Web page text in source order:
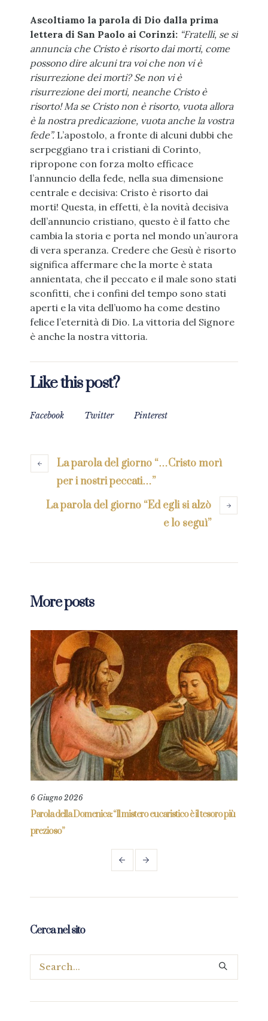
Ascoltiamo la parola di Dio dalla prima
lettera di San Paolo ai Corinzi: “Fratelli, se si
annuncia che Cristo è risorto dai morti, come
possono dire alcuni tra voi che non vi è
risurrezione dei morti? Se non vi è
risurrezione dei morti, neanche Cristo è
risorto! Ma se Cristo non è risorto, vuota allora
è la nostra predicazione, vuota anche la vostra
fede”. L’apostolo, a fronte di alcuni dubbi che
serpeggiano tra i cristiani di Corinto,
ripropone con forza molto efficace
l’annuncio della fede, nella sua dimensione
centrale e decisiva: Cristo è risorto dai
morti! Questa, in effetti, è la novità decisiva
dell’annuncio cristiano, questo è il fatto che
cambia la storia e porta nel mondo un’aurora
di vera speranza. Credere che Gesù è risorto
significa affermare che la morte è stata
annientata, che il peccato e il male sono stati
sconfitti, che i confini del tempo sono stati
aperti e la vita dell’uomo ha come destino
felice l’eternità di Dio. La vittoria del Signore
è anche la nostra vittoria.
Like this post?
Facebook Twitter Pinterest
La parola del giorno “…Cristo morì
per i nostri peccati…”
La parola del giorno “Ed egli si alzò
e lo seguì”
More posts
6 Giugno 2026
Parola della Domenica: “Il mistero eucaristico è il tesoro più
prezioso”
Cerca nel sito